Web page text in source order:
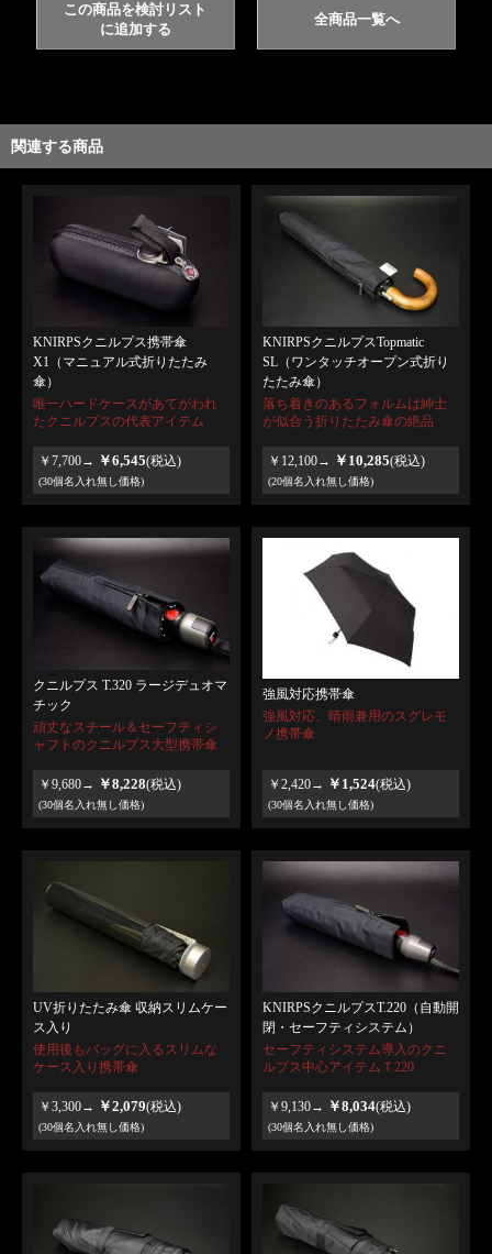
この商品を検討リスト
に追加する
全商品一覧へ
関連する商品
KNIRPSクニルプス携帯傘
X1（マニュアル式折りたたみ
傘）
唯一ハードケースがあてがわれ
たクニルプスの代表アイテム
￥7,700→ ￥6,545(税込)
(30個名入れ無し価格)
KNIRPSクニルプスTopmatic
SL（ワンタッチオープン式折り
たたみ傘）
落ち着きのあるフォルムは紳士
が似合う折りたたみ傘の絶品
￥12,100→ ￥10,285(税込)
(20個名入れ無し価格)
クニルプス T.320 ラージデュオマ
チック
頑丈なスチール＆セーフティシ
ャフトのクニルプス大型携帯傘
￥9,680→ ￥8,228(税込)
(30個名入れ無し価格)
強風対応携帯傘
強風対応、晴雨兼用のスグレモ
ノ携帯傘
￥2,420→ ￥1,524(税込)
(30個名入れ無し価格)
UV折りたたみ傘 収納スリムケー
ス入り
使用後もバッグに入るスリムな
ケース入り携帯傘
￥3,300→ ￥2,079(税込)
(30個名入れ無し価格)
KNIRPSクニルプスT.220（自動開
閉・セーフティシステム）
セーフティシステム導入のクニ
ルプス中心アイテムＴ220
￥9,130→ ￥8,034(税込)
(30個名入れ無し価格)